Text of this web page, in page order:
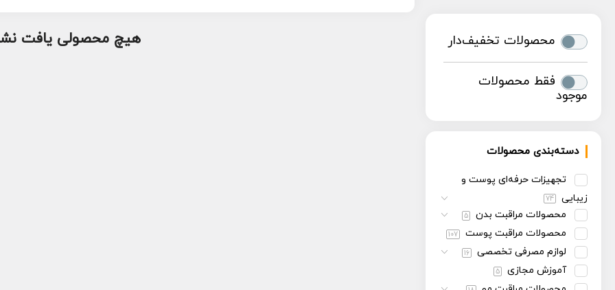
محصولات تخفیف‌دار
فقط محصولات
موجود
دسته‌بندی محصولات
تجهیزات حرفه‌ای پوست و
زیبایی
74
محصولات مراقبت بدن 5
محصولات مراقبت پوست 107
لوازم مصرفی تخصصی 16
آموزش مجازی 5
هیچ محصولی یافت